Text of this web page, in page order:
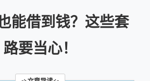
能借到钱？这些套
路要当心！